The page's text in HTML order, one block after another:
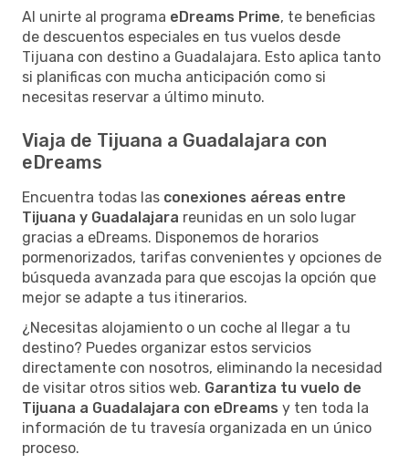
Al unirte al programa eDreams Prime, te beneficias
de descuentos especiales en tus vuelos desde
Tijuana con destino a Guadalajara. Esto aplica tanto
si planificas con mucha anticipación como si
necesitas reservar a último minuto.
Viaja de Tijuana a Guadalajara con
eDreams
Encuentra todas las conexiones aéreas entre
Tijuana y Guadalajara reunidas en un solo lugar
gracias a eDreams. Disponemos de horarios
pormenorizados, tarifas convenientes y opciones de
búsqueda avanzada para que escojas la opción que
mejor se adapte a tus itinerarios.
¿Necesitas alojamiento o un coche al llegar a tu
destino? Puedes organizar estos servicios
directamente con nosotros, eliminando la necesidad
de visitar otros sitios web. Garantiza tu vuelo de
Tijuana a Guadalajara con eDreams y ten toda la
información de tu travesía organizada en un único
proceso.